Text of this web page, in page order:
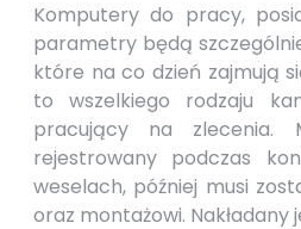
Komputery do pracy,
parametry będą
które na co dzień zajmują
to wszelkiego rodzaju
pracujący na zlecenia.
rejestrowany podczas
weselach, później musi
oraz montażowi.